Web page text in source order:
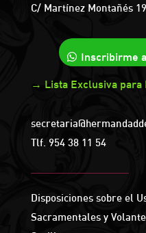
C/ Martínez Montañés
Inscribirme
→ Lista Exclusiva para
Tlf. 954 38 11 54
Disposiciones sobre el
Sacramentales y